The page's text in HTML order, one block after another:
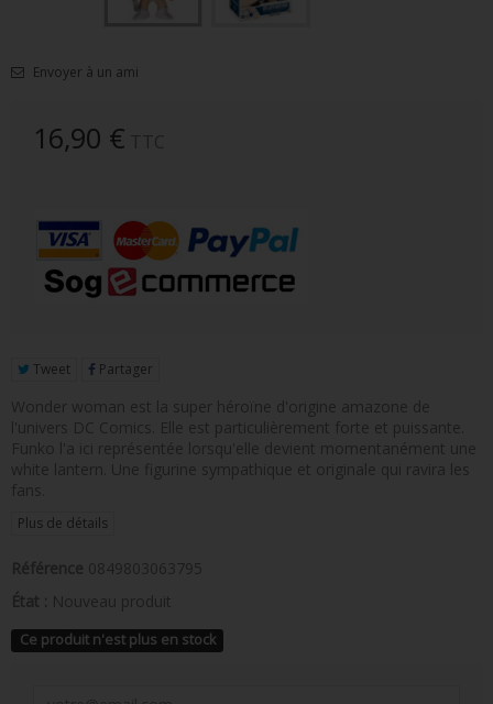
FIGURINE POP AD ICONS
FIGURINES POP AUTRES COMICS
PORTE-CLÉS POCKET POP
FUNKO VINYL SODA
PELUCHE
LOUNGEFLY
Envoyer à un ami
16,90 €
Tweet Partager
Wonder woman est la super héroïne d'origine amazone de
l'univers DC Comics. Elle est particulièrement forte et puissante.
Funko l'a ici représentée lorsqu'elle devient momentanément une
white lantern. Une figurine sympathique et originale qui ravira les
fans.
Plus de détails
Référence 0849803063795
État : Nouveau produit
Ce produit n'est plus en stock